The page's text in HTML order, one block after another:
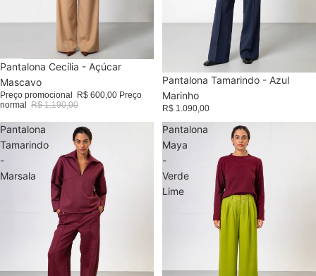
Promoção
Pantalona Cecília - Açúcar
Mascavo
Preço promocional R$ 600,00 Preço
normal R$ 1.190,00
Pantalona Tamarindo - Azul
Marinho
R$ 1.090,00
Pantalona
Tamarindo
-
Marsala
Pantalona
Maya
-
Verde
Lime